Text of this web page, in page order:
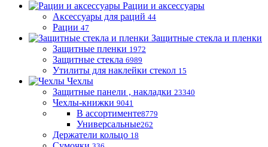
Рации и аксессуары
Аксессуары для раций 44
Рации 47
Защитные стекла и пленки
Защитные пленки 1972
Защитные стекла 6989
Утилиты для наклейки стекол 15
Чехлы
Защитные панели , накладки 23340
Чехлы-книжки 9041
В ассортименте8779
Универсальные262
Держатели кольцо 18